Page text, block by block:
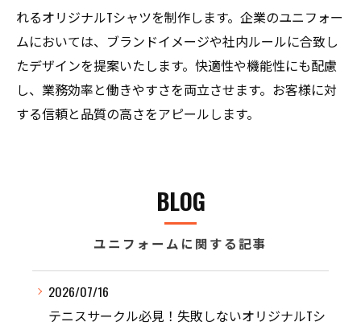
れるオリジナルTシャツを制作します。企業のユニフォー
ムにおいては、ブランドイメージや社内ルールに合致し
たデザインを提案いたします。快適性や機能性にも配慮
し、業務効率と働きやすさを両立させます。お客様に対
する信頼と品質の高さをアピールします。
BLOG
ユニフォームに関する記事
2026/07/16
テニスサークル必見！失敗しないオリジナルTシ